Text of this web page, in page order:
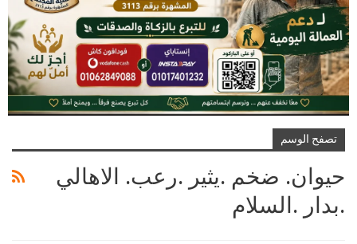
تصفح الوسم
حيوان. ضخم .يثير .رعب. الاهالي
.بدار .السلام